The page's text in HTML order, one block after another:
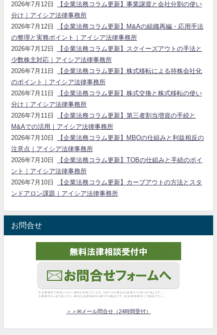
2026年7月12日
【企業法務コラム更新】事業譲渡と会社分割の使い
分け｜アイシア法律事務所
2026年7月12日
【企業法務コラム更新】M&Aの組織再編・応用手法
の整理と実務ポイント｜アイシア法律事務所
2026年7月12日
【企業法務コラム更新】スクイーズアウトの手法と
少数株主対応｜アイシア法律事務所
2026年7月11日
【企業法務コラム更新】株式移転による持株会社化
のポイント｜アイシア法律事務所
2026年7月11日
【企業法務コラム更新】株式交換と株式移転の使い
分け｜アイシア法律事務所
2026年7月11日
【企業法務コラム更新】第三者割当増資の手続と
M&Aでの活用｜アイシア法律事務所
2026年7月10日
【企業法務コラム更新】MBOの仕組みと利益相反の
注意点｜アイシア法律事務所
2026年7月10日
【企業法務コラム更新】TOBの仕組みと手続のポイ
ント｜アイシア法律事務所
2026年7月10日
【企業法務コラム更新】カーブアウトの方法とスタ
ンドアロン課題｜アイシア法律事務所
お問合せ
＞＞✉メール問合せ（24時間受付）